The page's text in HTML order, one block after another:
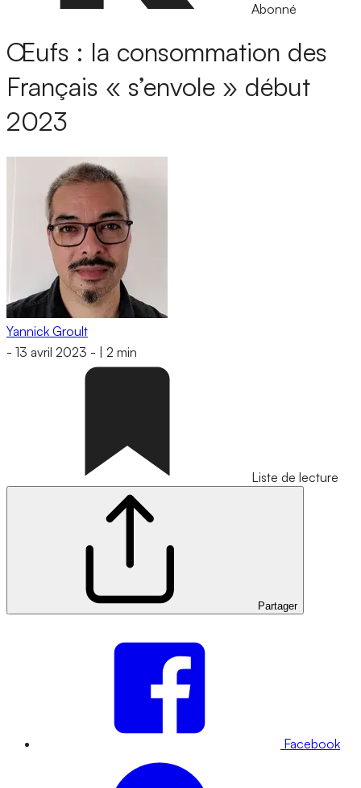
Abonné
Œufs : la consommation des
Français « s’envole » début
2023
Yannick Groult
- 13 avril 2023 - 2 min
Liste de lecture
Partager
Facebook